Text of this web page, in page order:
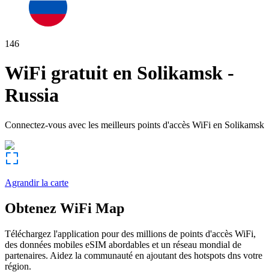
146
WiFi gratuit en Solikamsk -
Russia
Connectez-vous avec les meilleurs points d'accès WiFi en Solikamsk
Agrandir la carte
Obtenez WiFi Map
Téléchargez l'application pour des millions de points d'accès WiFi,
des données mobiles eSIM abordables et un réseau mondial de
partenaires. Aidez la communauté en ajoutant des hotspots dns votre
région.